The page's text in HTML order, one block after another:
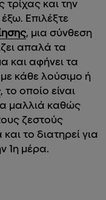
τρίχας και την
Επιλέξτε
, μια σύνθεση
απαλά τα
και αφήνει τα
κάθε λούσιμο ή
, το οποίο είναι
μαλλιά καθώς
ζεστούς
το διατηρεί για
1η μέρα.